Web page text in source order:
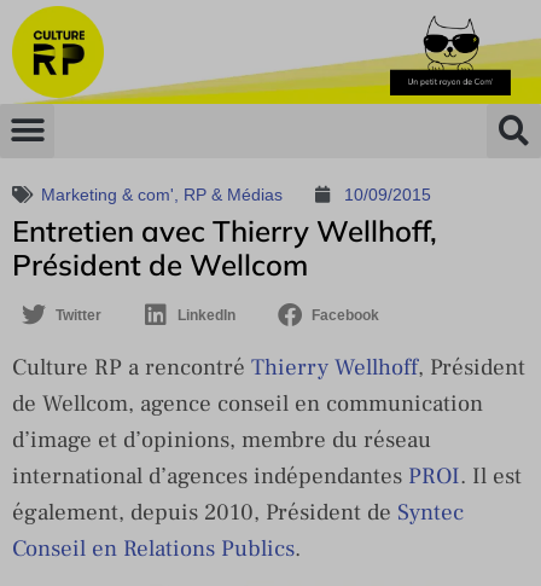
Marketing & com' RP & Médias 10/09/2015
Entretien avec Thierry Wellhoff,
Président de Wellcom
Twitter LinkedIn Facebook
Culture RP a rencontré Thierry Wellhoff, Président
de Wellcom, agence conseil en communication
d’image et d’opinions, membre du réseau
international d’agences indépendantes PROI. Il est
également, depuis 2010, Président de Syntec
Conseil en Relations Publics.